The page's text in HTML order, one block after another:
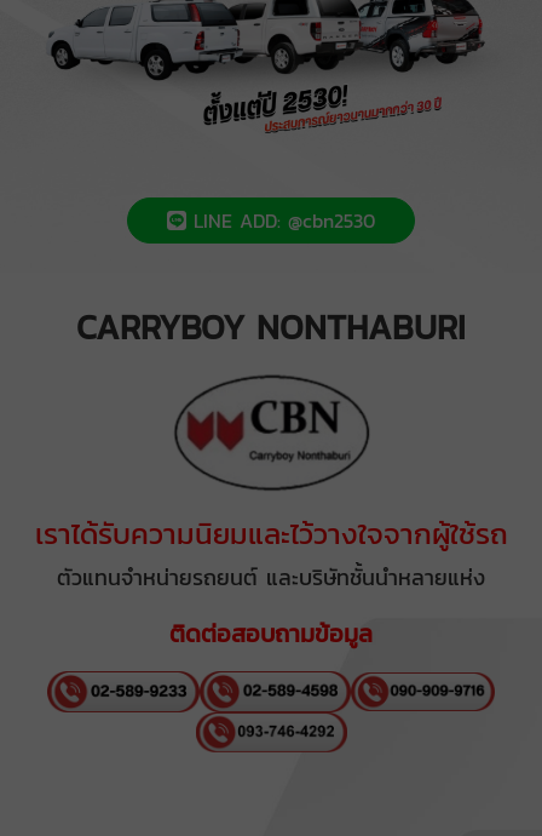
LINE ADD: @cbn2530
CARRYBOY NONTHABURI
เราได้รับความนิยมและไว้วางใจจากผู้ใช้รถ
ตัวแทนจำหน่ายรถยนต์ และบริษัทชั้นนำหลายแห่ง
ติดต่อสอบถามข้อมูล